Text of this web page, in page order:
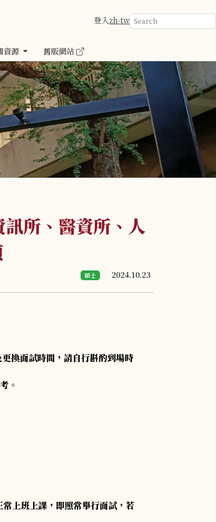
登入zh-tw
資源 舊版網站
所、醫資所、人
碩士 2024.10.23
換面試時間，請自行斟酌到場時
。
上班上課，即照常舉行面試，若